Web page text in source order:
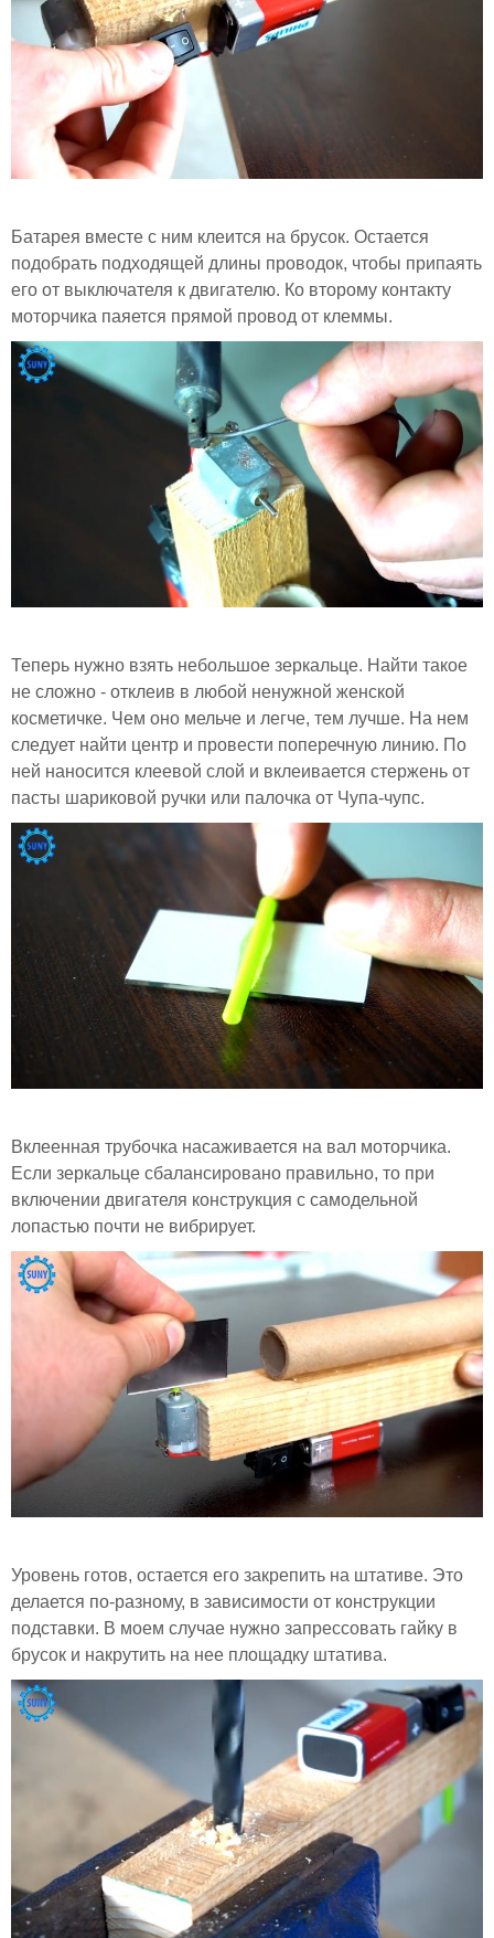
Батарея вместе с ним клеится на брусок. Остается
подобрать подходящей длины проводок, чтобы припаять
его от выключателя к двигателю. Ко второму контакту
моторчика паяется прямой провод от клеммы.
Теперь нужно взять небольшое зеркальце. Найти такое
не сложно - отклеив в любой ненужной женской
косметичке. Чем оно мельче и легче, тем лучше. На нем
следует найти центр и провести поперечную линию. По
ней наносится клеевой слой и вклеивается стержень от
пасты шариковой ручки или палочка от Чупа-чупс.
Вклеенная трубочка насаживается на вал моторчика.
Если зеркальце сбалансировано правильно, то при
включении двигателя конструкция с самодельной
лопастью почти не вибрирует.
Уровень готов, остается его закрепить на штативе. Это
делается по-разному, в зависимости от конструкции
подставки. В моем случае нужно запрессовать гайку в
брусок и накрутить на нее площадку штатива.